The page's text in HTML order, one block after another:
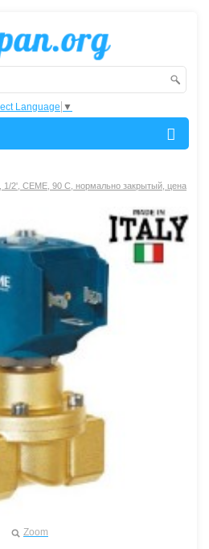
Language ▼
1/2', СЕМЕ, 90 С, нормально закрытый, цена
Zoom